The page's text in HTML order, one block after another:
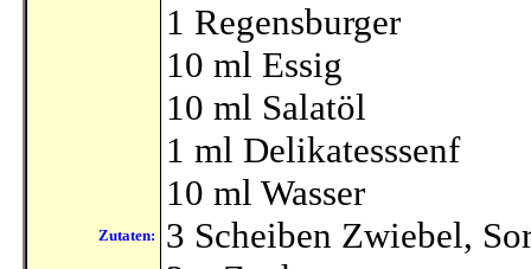
Zutaten:
1 Regensburger
10 ml Essig
10 ml Salatöl
1 ml Delikatesssenf
10 ml Wasser
3 Scheiben Zwiebel,